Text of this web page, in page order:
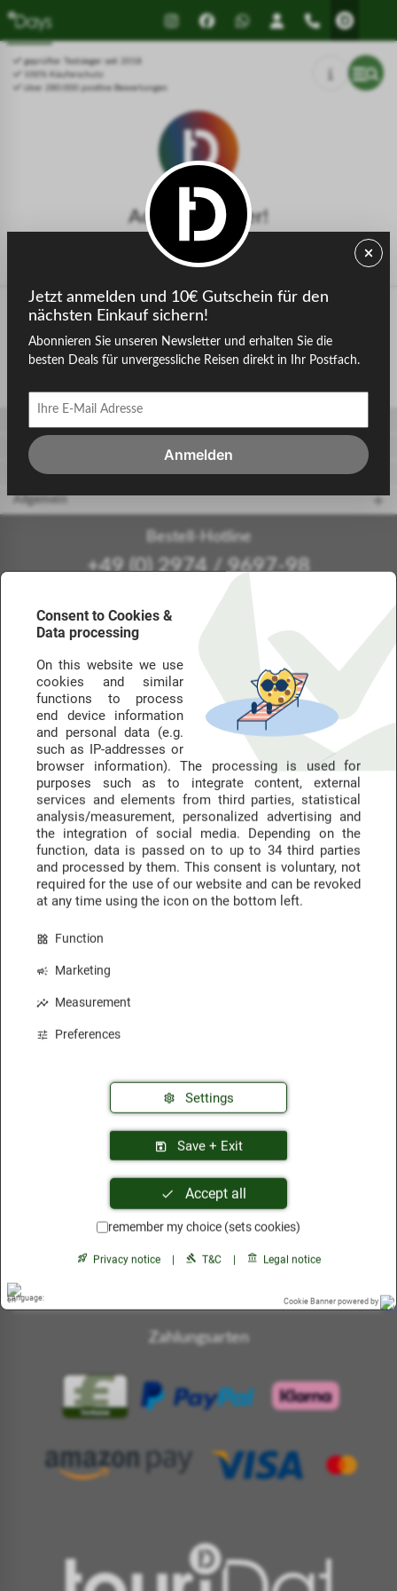
Consent to Cookies &
Data processing
On this website we use
cookies and similar
functions to process
end device information
and personal data (e.g.
such as IP-addresses or
browser information). The processing is used for
purposes such as to integrate content, external
services and elements from third parties, statistical
analysis/measurement, personalized advertising and
the integration of social media. Depending on the
function, data is passed on to up to 34 third parties
and processed by them. This consent is voluntary, not
required for the use of our website and can be revoked
at any time using the icon on the bottom left.
Function
Marketing
Measurement
Preferences
Settings
Save + Exit
Accept all
remember my choice (sets cookies)
Privacy notice | T&C | Legal notice
Cookie Banner powered by
Drücken Sie Alt+1 für den
Bildschirmlesemodus, Alt+0 zum
Abbrechen
Leitfaden für barrierefreie
Bildschirmlesegeräte, Feedback
und Fehlerberichte | Neues
Fenstergeprüfter Testsieger seit 2018
100% Käuferschutz
über 280.000 positive Bewertungen
Achtung, Fehler!
Die gesuchte Seite konnte nicht gefunden werden.
zurück zur Startseite
Gastgeber
touriDat Reiseblog
Allgemein
Bestell-Hotline
+49 (0) 2974 / 9697-98
Die Marken von touriDat
touriDays steht für unsere Reise- und Hotelgutscheine – im Netz meist als
touriDat Reisegutschein bzw. Hotelgutschein.
Urlaubstage mit
100% Käuferschutz
Golferlebnisse der
Extraklasse
Hotelempfehlungen
des Monats
Anfragen & Buchen
über touriBook
Sicherheit & Vertrauen
Awards & Auszeichnungen
Zahlungsarten
Jetzt anmelden und 10€ Gutschein für den
nächsten Einkauf sichern!
Abonnieren Sie unseren Newsletter und erhalten Sie die
besten Deals für unvergessliche Reisen direkt in Ihr Postfach.
Anmelden